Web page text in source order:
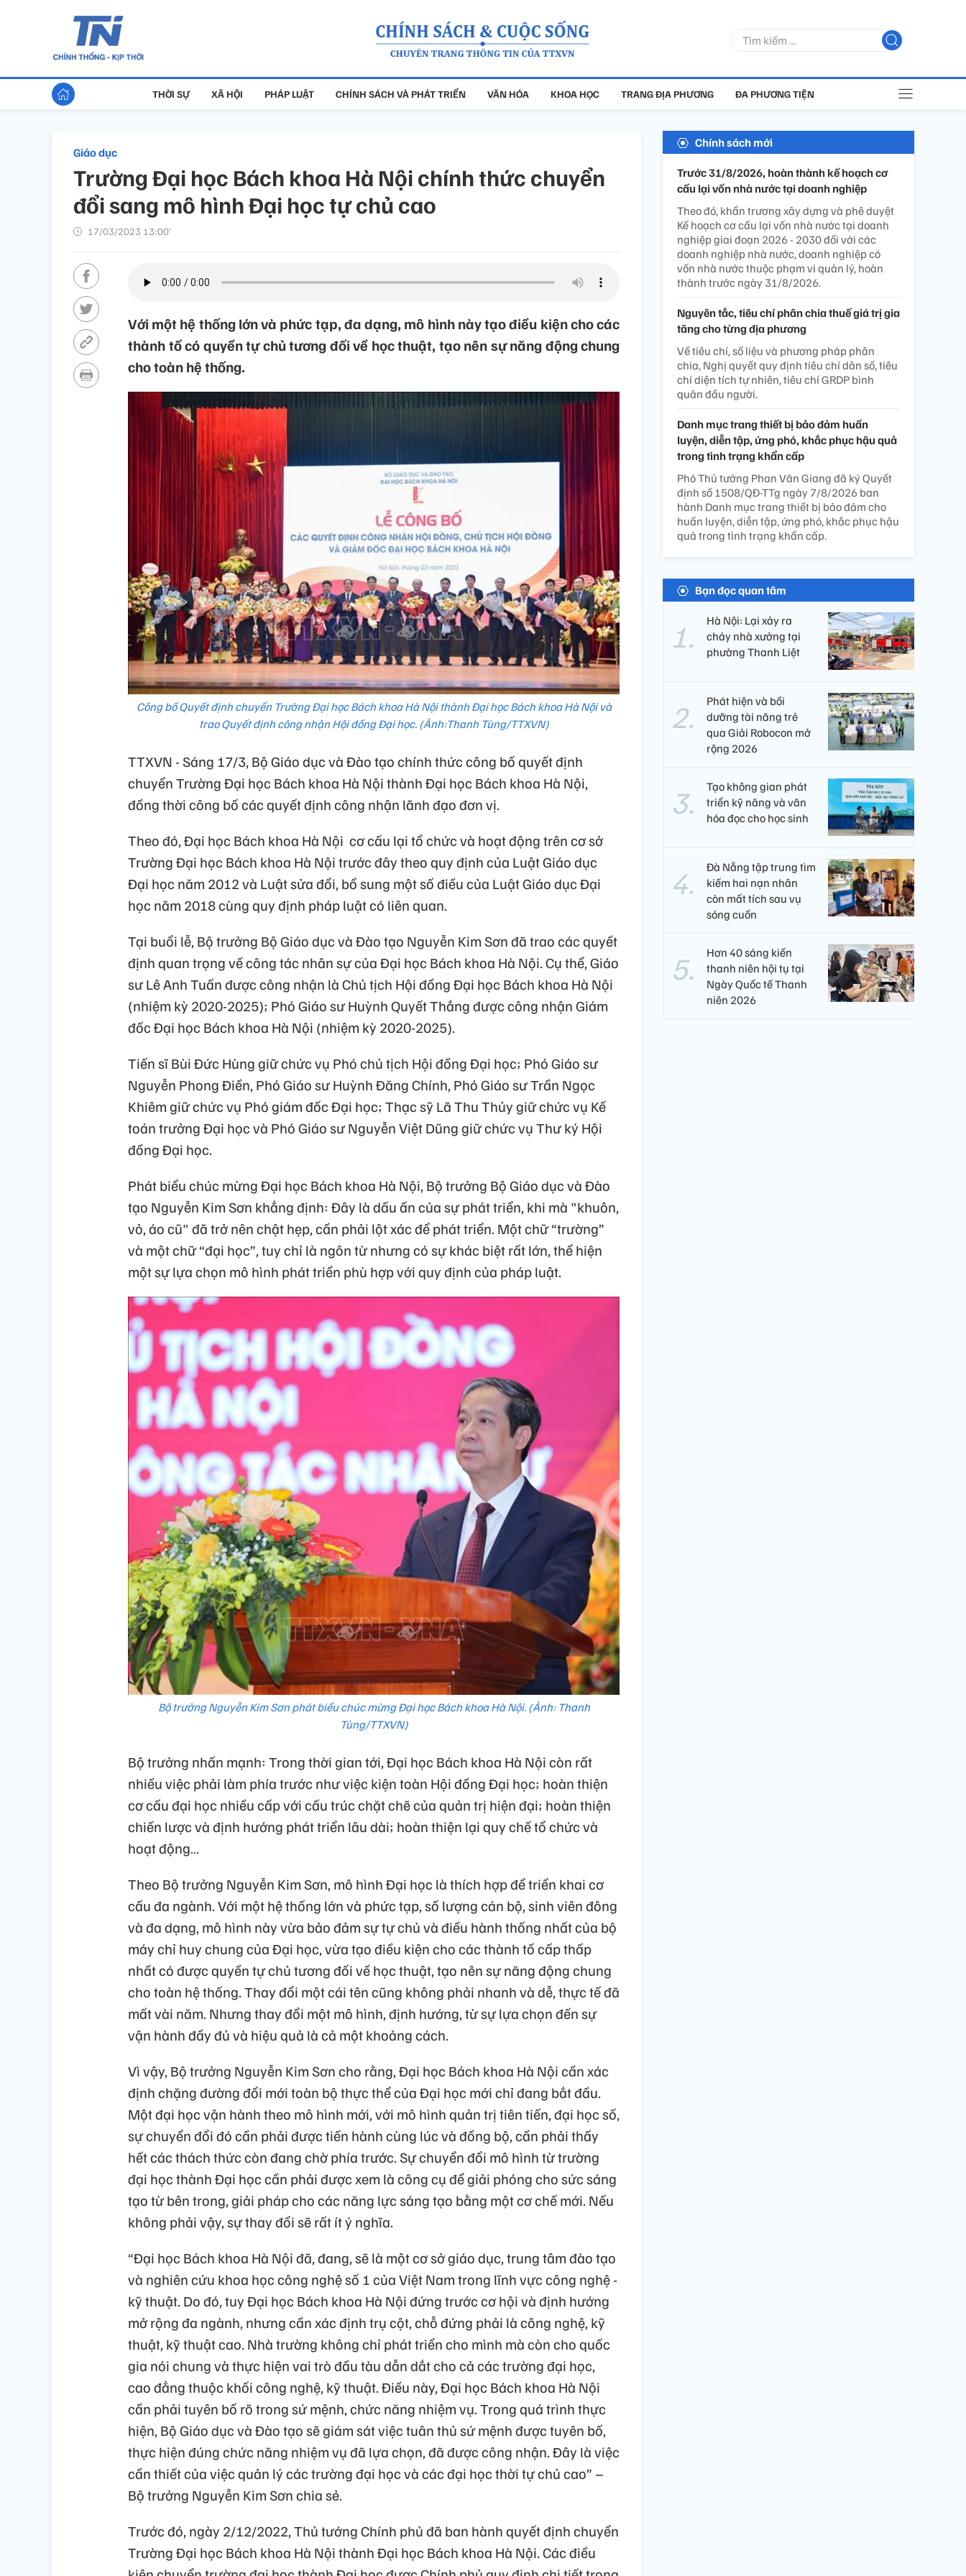
THỜI SỰ XÃ HỘI PHÁP LUẬT CHÍNH SÁCH VÀ PHÁT TRIỂN VĂN HÓA KHOA HỌC TRANG ĐỊA PHƯƠNG ĐA PHƯƠNG TIỆN
Giáo dục
Trường Đại học Bách khoa Hà Nội chính thức chuyển
đổi sang mô hình Đại học tự chủ cao
17/03/2023 13:00’
Với một hệ thống lớn và phức tạp, đa dạng, mô hình này tạo điều kiện cho các
thành tố có quyền tự chủ tương đối về học thuật, tạo nên sự năng động chung
cho toàn hệ thống.
Công bố Quyết định chuyển Trường Đại học Bách khoa Hà Nội thành Đại học Bách khoa Hà Nội và
trao Quyết định công nhận Hội đồng Đại học. (Ảnh:Thanh Tùng/TTXVN)
TTXVN - Sáng 17/3, Bộ Giáo dục và Đào tạo chính thức công bố quyết định
chuyển Trường Đại học Bách khoa Hà Nội thành Đại học Bách khoa Hà Nội,
đồng thời công bố các quyết định công nhận lãnh đạo đơn vị.
Theo đó, Đại học Bách khoa Hà Nội cơ cấu lại tổ chức và hoạt động trên cơ sở
Trường Đại học Bách khoa Hà Nội trước đây theo quy định của Luật Giáo dục
Đại học năm 2012 và Luật sửa đổi, bổ sung một số điều của Luật Giáo dục Đại
học năm 2018 cùng quy định pháp luật có liên quan.
Tại buổi lễ, Bộ trưởng Bộ Giáo dục và Đào tạo Nguyễn Kim Sơn đã trao các quyết
định quan trọng về công tác nhân sự của Đại học Bách khoa Hà Nội. Cụ thể, Giáo
sư Lê Anh Tuấn được công nhận là Chủ tịch Hội đồng Đại học Bách khoa Hà Nội
(nhiệm kỳ 2020-2025); Phó Giáo sư Huỳnh Quyết Thắng được công nhận Giám
đốc Đại học Bách khoa Hà Nội (nhiệm kỳ 2020-2025).
Tiến sĩ Bùi Đức Hùng giữ chức vụ Phó chủ tịch Hội đồng Đại học; Phó Giáo sư
Nguyễn Phong Điền, Phó Giáo sư Huỳnh Đăng Chính, Phó Giáo sư Trần Ngọc
Khiêm giữ chức vụ Phó giám đốc Đại học; Thạc sỹ Lã Thu Thủy giữ chức vụ Kế
toán trưởng Đại học và Phó Giáo sư Nguyễn Việt Dũng giữ chức vụ Thư ký Hội
đồng Đại học.
Phát biểu chúc mừng Đại học Bách khoa Hà Nội, Bộ trưởng Bộ Giáo dục và Đào
tạo Nguyễn Kim Sơn khẳng định: Đây là dấu ấn của sự phát triển, khi mà "khuôn,
vỏ, áo cũ" đã trở nên chật hẹp, cần phải lột xác để phát triển. Một chữ “trường”
và một chữ “đại học”, tuy chỉ là ngôn từ nhưng có sự khác biệt rất lớn, thể hiện
một sự lựa chọn mô hình phát triển phù hợp với quy định của pháp luật.
Bộ trưởng Nguyễn Kim Sơn phát biểu chúc mừng Đại học Bách khoa Hà Nội. (Ảnh: Thanh
Tùng/TTXVN)
Bộ trưởng nhấn mạnh: Trong thời gian tới, Đại học Bách khoa Hà Nội còn rất
nhiều việc phải làm phía trước như việc kiện toàn Hội đồng Đại học; hoàn thiện
cơ cấu đại học nhiều cấp với cấu trúc chặt chẽ của quản trị hiện đại; hoàn thiện
chiến lược và định hướng phát triển lâu dài; hoàn thiện lại quy chế tổ chức và
hoạt động…
Theo Bộ trưởng Nguyễn Kim Sơn, mô hình Đại học là thích hợp để triển khai cơ
cấu đa ngành. Với một hệ thống lớn và phức tạp, số lượng cán bộ, sinh viên đông
và đa dạng, mô hình này vừa bảo đảm sự tự chủ và điều hành thống nhất của bộ
máy chỉ huy chung của Đại học, vừa tạo điều kiện cho các thành tố cấp thấp
nhất có được quyền tự chủ tương đối về học thuật, tạo nên sự năng động chung
cho toàn hệ thống. Thay đổi một cái tên cũng không phải nhanh và dễ, thực tế đã
mất vài năm. Nhưng thay đổi một mô hình, định hướng, từ sự lựa chọn đến sự
vận hành đầy đủ và hiệu quả là cả một khoảng cách.
Vì vậy, Bộ trưởng Nguyễn Kim Sơn cho rằng, Đại học Bách khoa Hà Nội cần xác
định chặng đường đổi mới toàn bộ thực thể của Đại học mới chỉ đang bắt đầu.
Một đại học vận hành theo mô hình mới, với mô hình quản trị tiên tiến, đại học số,
sự chuyển đổi đó cần phải được tiến hành cùng lúc và đồng bộ, cần phải thấy
hết các thách thức còn đang chờ phía trước. Sự chuyển đổi mô hình từ trường
đại học thành Đại học cần phải được xem là công cụ để giải phóng cho sức sáng
tạo từ bên trong, giải pháp cho các năng lực sáng tạo bằng một cơ chế mới. Nếu
không phải vậy, sự thay đổi sẽ rất ít ý nghĩa.
“Đại học Bách khoa Hà Nội đã, đang, sẽ là một cơ sở giáo dục, trung tâm đào tạo
và nghiên cứu khoa học công nghệ số 1 của Việt Nam trong lĩnh vực công nghệ -
kỹ thuật. Do đó, tuy Đại học Bách khoa Hà Nội đứng trước cơ hội và định hướng
mở rộng đa ngành, nhưng cần xác định trụ cột, chỗ đứng phải là công nghệ, kỹ
thuật, kỹ thuật cao. Nhà trường không chỉ phát triển cho mình mà còn cho quốc
gia nói chung và thực hiện vai trò đầu tàu dẫn dắt cho cả các trường đại học,
cao đẳng thuộc khối công nghệ, kỹ thuật. Điều này, Đại học Bách khoa Hà Nội
cần phải tuyên bố rõ trong sứ mệnh, chức năng nhiệm vụ. Trong quá trình thực
hiện, Bộ Giáo dục và Đào tạo sẽ giám sát việc tuân thủ sứ mệnh được tuyên bố,
thực hiện đúng chức năng nhiệm vụ đã lựa chọn, đã được công nhận. Đây là việc
cần thiết của việc quản lý các trường đại học và các đại học thời tự chủ cao” –
Bộ trưởng Nguyễn Kim Sơn chia sẻ.
Trước đó, ngày 2/12/2022, Thủ tướng Chính phủ đã ban hành quyết định chuyển
Trường Đại học Bách khoa Hà Nội thành Đại học Bách khoa Hà Nội. Các điều
Chính sách mới
Trước 31/8/2026, hoàn thành kế hoạch cơ
cấu lại vốn nhà nước tại doanh nghiệp
Theo đó, khẩn trương xây dựng và phê duyệt
Kế hoạch cơ cấu lại vốn nhà nước tại doanh
nghiệp giai đoạn 2026 - 2030 đối với các
doanh nghiệp nhà nước, doanh nghiệp có
vốn nhà nước thuộc phạm vi quản lý, hoàn
thành trước ngày 31/8/2026.
Nguyên tắc, tiêu chí phân chia thuế giá trị gia
tăng cho từng địa phương
Về tiêu chí, số liệu và phương pháp phân
chia, Nghị quyết quy định tiêu chí dân số, tiêu
chí diện tích tự nhiên, tiêu chí GRDP bình
quân đầu người.
Danh mục trang thiết bị bảo đảm huấn
luyện, diễn tập, ứng phó, khắc phục hậu quả
trong tình trạng khẩn cấp
Phó Thủ tướng Phan Văn Giang đã ký Quyết
định số 1508/QĐ-TTg ngày 7/8/2026 ban
hành Danh mục trang thiết bị bảo đảm cho
huấn luyện, diễn tập, ứng phó, khắc phục hậu
quả trong tình trạng khẩn cấp.
Bạn đọc quan tâm
Hà Nội: Lại xảy ra
cháy nhà xưởng tại
phường Thanh Liệt
Phát hiện và bồi
dưỡng tài năng trẻ
qua Giải Robocon mở
rộng 2026
Tạo không gian phát
triển kỹ năng và văn
hóa đọc cho học sinh
Đà Nẵng tập trung tìm
kiếm hai nạn nhân
còn mất tích sau vụ
sóng cuốn
Hơn 40 sáng kiến
thanh niên hội tụ tại
Ngày Quốc tế Thanh
niên 2026